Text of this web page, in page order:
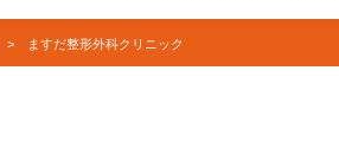
> ますだ整形外科クリニック